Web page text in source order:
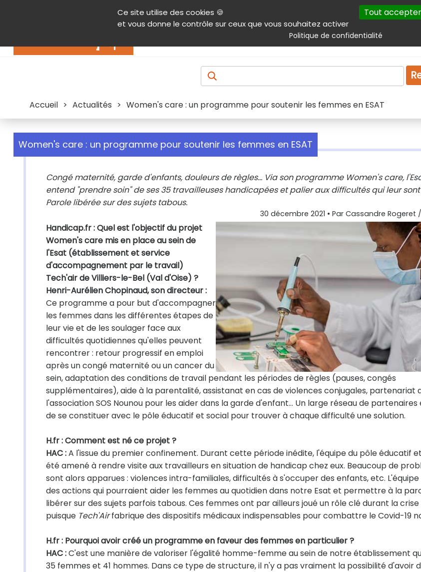
Ce site utilise des cookies 🍪
et vous donne le contrôle sur ceux que vous souhaitez activer
Tout accepter
Politique de confidentialité
Contenu Aide et accessibilité Menu principal Autres services
Produits & services Emploi Droit
Accueil > Actualités > Women's care : un programme pour soutenir les femmes en ESAT
Women's care : un programme pour soutenir les femmes en ESAT
Congé maternité, garde d'enfants, douleurs de règles... Via son programme Women's care,
entend "prendre soin" de ses 35 travailleuses handicapées et palier aux difficultés qui leur
Parole libérée sur des sujets tabous.
30 décembre 2021 • Par Cassandre Rogeret
Handicap.fr : Quel est l'objectif du projet
Women's care mis en place au sein de
l'Esat (établissement et service
d'accompagnement par le travail)
Tech'air de Villiers-le-Bel (Val d'Oise) ?
Henri-Aurélien Chopinaud, son directeur :
Ce programme a pour but d'accompagner
les femmes dans les différentes étapes de
leur vie et de les soulager face aux
difficultés quotidiennes qu'elles peuvent
rencontrer : retour progressif en emploi
après un congé maternité ou un cancer du
sein, adaptation des conditions de travail pendant les périodes de règles (pauses, congés
supplémentaires), aide à la parentalité, assistanat en cas de violences conjugales, partenariat
l'association SOS Nounou pour les aider dans la garde d'enfant... Un large réseau de
de se constituer avec le pôle éducatif et social pour trouver à chaque difficulté une solution.
H.fr : Comment est né ce projet ?
HAC :A l'issue du premier confinement. Durant cette période inédite, l'équipe du pôle éducatif
été amené à rendre visite aux travailleurs en situation de handicap chez eux. Beaucoup de
sont alors apparues : violences intra-familiales, difficultés à s'occuper des enfants, etc.
des actions qui pourraient aider les femmes au quotidien dans notre Esat et permettre à la
libérer sur des sujets parfois tabous. Ces femmes ont par ailleurs joué un rôle clé durant la
puisque Tech'Airfabrique des dispositifs médicaux indispensables pour combattre le Covid-19
H.fr : Pourquoi avoir créé un programme en faveur des femmes en particulier ?
HAC :C'est une manière de valoriser l'égalité homme-femme au sein de notre établissement
35 femmes et 41 hommes. Dans ce type de structure, il n'y a pas vraiment la possibilité d'avoir